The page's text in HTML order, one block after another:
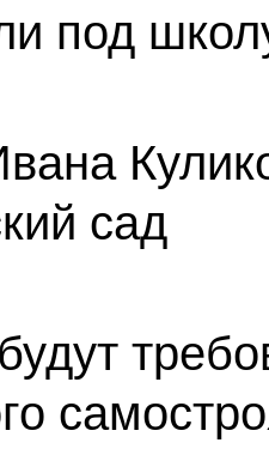
под
сад